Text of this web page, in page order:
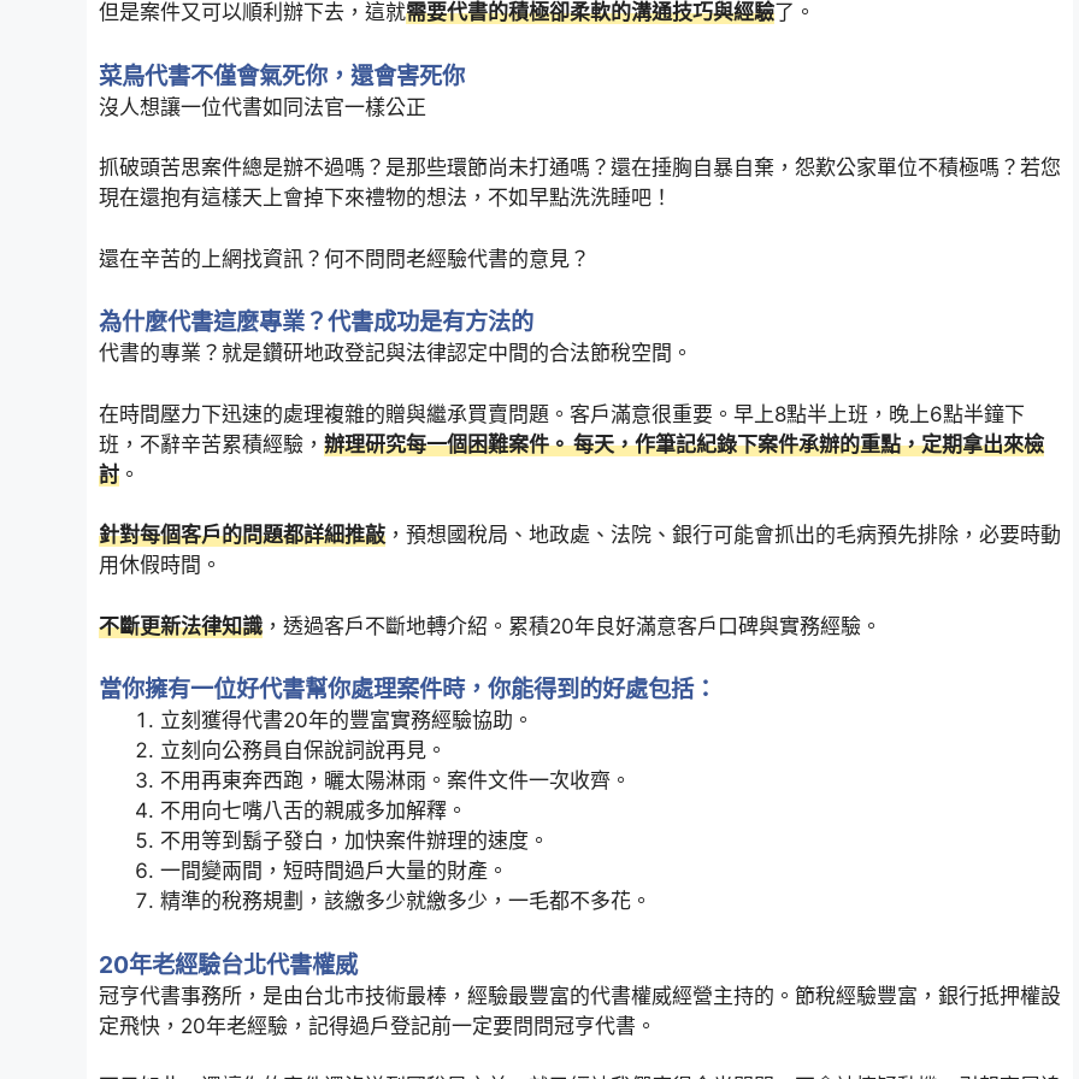
但是案件又可以順利辦下去，這就需要代書的積極卻柔軟的溝通技巧與經驗了。
菜鳥代書不僅會氣死你，還會害死你
沒人想讓一位代書如同法官一樣公正
抓破頭苦思案件總是辦不過嗎？是那些環節尚未打通嗎？還在捶胸自暴自棄，怨歎公家單位不積極嗎？若您
現在還抱有這樣天上會掉下來禮物的想法，不如早點洗洗睡吧！
還在辛苦的上網找資訊？何不問問老經驗代書的意見？
為什麼代書這麼專業？代書成功是有方法的
代書的專業？就是鑽研地政登記與法律認定中間的合法節稅空間。
在時間壓力下迅速的處理複雜的贈與繼承買賣問題。客戶滿意很重要。早上8點半上班，晚上6點半鐘下
班，不辭辛苦累積經驗， 辦理研究每一個困難案件。 每天，作筆記紀錄下案件承辦的重點，定期拿出來檢
討 。
針對每個客戶的問題都詳細推敲 ，預想國稅局、地政處、法院、銀行可能會抓出的毛病預先排除，必要時動
用休假時間。
不斷更新法律知識 ，透過客戶不斷地轉介紹。累積20年良好滿意客戶口碑與實務經驗。
當你擁有一位好代書幫你處理案件時，你能得到的好處包括：
立刻獲得代書20年的豐富實務經驗協助。
立刻向公務員自保說詞說再見。
不用再東奔西跑，曬太陽淋雨。案件文件一次收齊。
不用向七嘴八舌的親戚多加解釋。
不用等到鬍子發白，加快案件辦理的速度。
一間變兩間，短時間過戶大量的財產。
精準的稅務規劃，該繳多少就繳多少，一毛都不多花。
20年老經驗台北代書權威
冠亨代書事務所，是由台北市技術最棒，經驗最豐富的代書權威經營主持的。節稅經驗豐富，銀行抵押權設
定飛快，20年老經驗，記得過戶登記前一定要問問冠亨代書。